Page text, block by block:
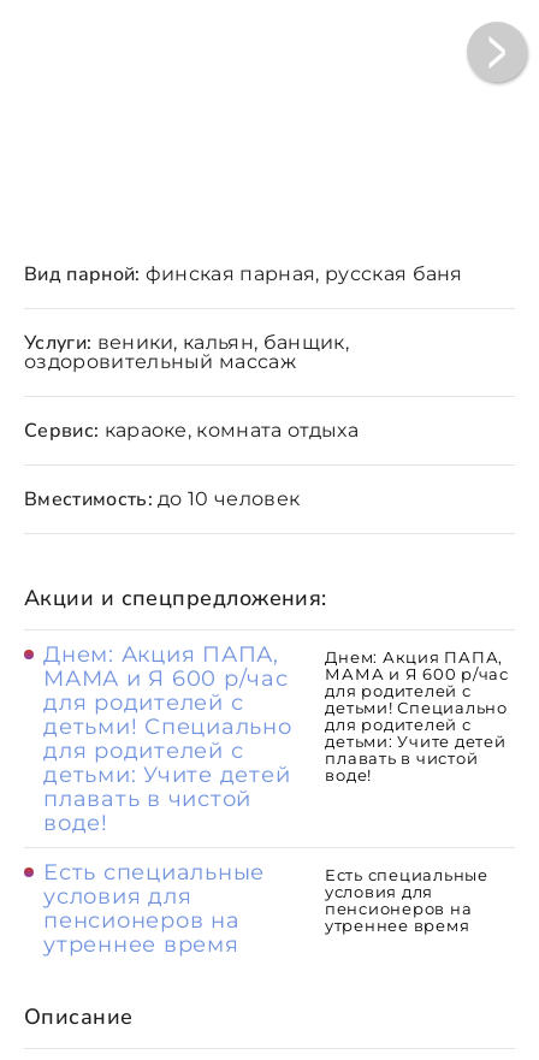
Описание
Акции и спецпредложения:
Днем: Акция ПАПА,
МАМА и Я 600 р/час
для родителей с
детьми! Специально
для родителей с
детьми: Учите детей
плавать в чистой
воде!
Днем: Акция ПАПА,
МАМА и Я 600 р/час
для родителей с
детьми! Специально
для родителей с
детьми: Учите детей
плавать в чистой
воде!
Есть специальные
условия для
пенсионеров на
утреннее время
Есть специальные
условия для
пенсионеров на
утреннее время
Вид парной: финская парная, русская баня
Услуги: веники, кальян, банщик,
оздоровительный массаж
Сервис: караоке, комната отдыха
Вместимость: до 10 человек